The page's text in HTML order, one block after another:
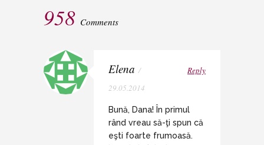
958 Comments
Elena /
29.05.2014
Reply
Bună, Dana! În primul
rând vreau să-ţi spun că
eşti foarte frumoasă.